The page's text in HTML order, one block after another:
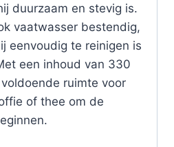
duurzaam en stevig is.
vaatwasser bestendig,
eenvoudig te reinigen is
een inhoud van 330
ruimte voor
of thee om de